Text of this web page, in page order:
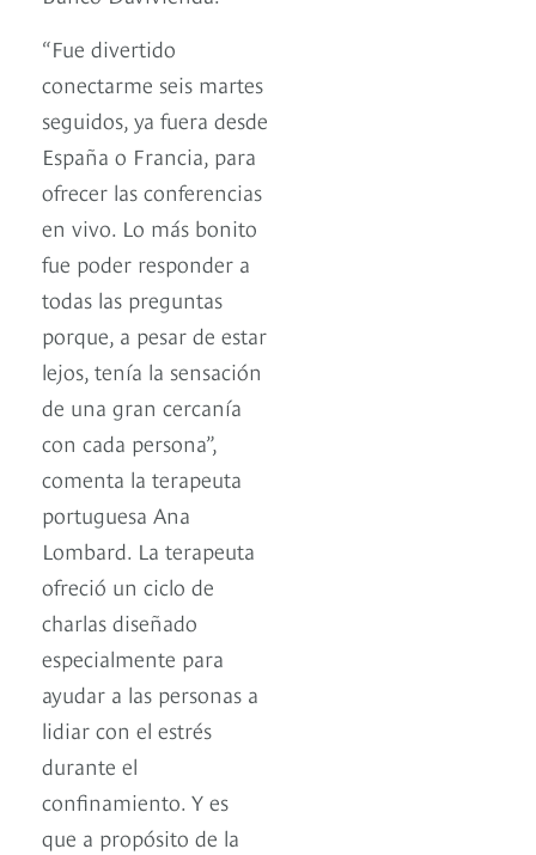
“Fue divertido
conectarme seis martes
seguidos, ya fuera desde
España o Francia, para
ofrecer las conferencias
en vivo. Lo más bonito
fue poder responder a
todas las preguntas
porque, a pesar de estar
lejos, tenía la sensación
de una gran cercanía
con cada persona”,
comenta la terapeuta
portuguesa Ana
Lombard. La terapeuta
ofreció un ciclo de
charlas diseñado
especialmente para
ayudar a las personas a
lidiar con el estrés
durante el
confinamiento. Y es
que a propósito de la